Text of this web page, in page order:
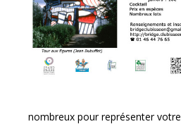
nombreux pour représenter